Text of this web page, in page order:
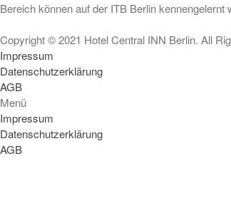
Bereich können auf der ITB Berlin kennengelernt
Copyright © 2021 Hotel Central INN Berlin. All
Impressum
Datenschutzerklärung
AGB
Menü
Impressum
Datenschutzerklärung
AGB